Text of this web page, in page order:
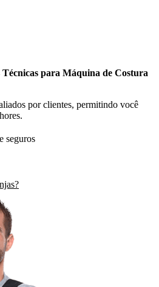
Técnicas para Máquina de Costura
por clientes, permitindo você
seguros